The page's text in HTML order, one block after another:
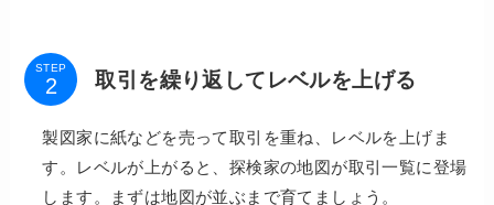
STEP
取引を繰り返してレベルを上げる
製図家に紙などを売って取引を重ね、レベルを上げま
す。レベルが上がると、探検家の地図が取引一覧に登場
します。まずは地図が並ぶまで育てましょう。